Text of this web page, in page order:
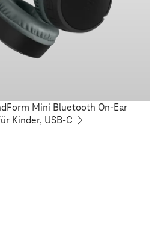
Mini Bluetooth On-Ear
Kinder, USB-C